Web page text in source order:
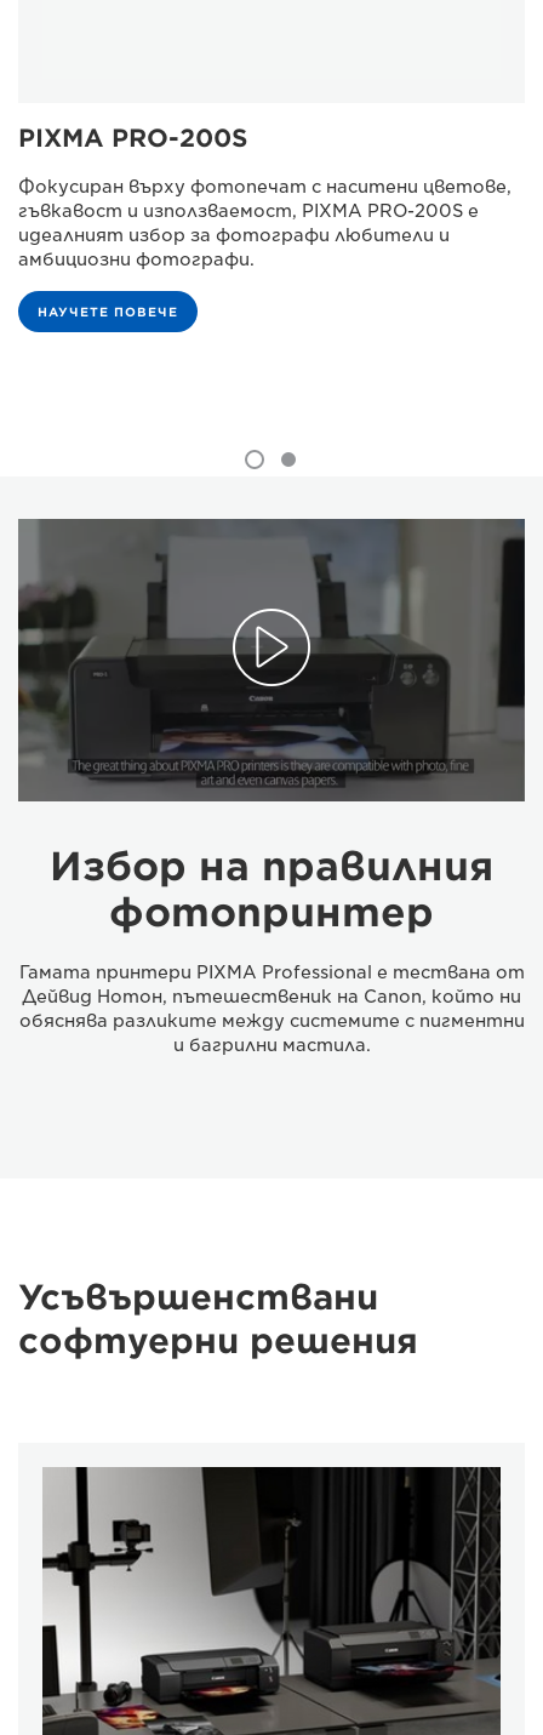
PIXMA PRO-200S
Фокусиран върху фотопечат с наситени цветове,
гъвкавост и използваемост, PIXMA PRO-200S е
идеалният избор за фотографи любители и
амбициозни фотографи.
НАУЧЕТЕ ПОВЕЧЕ
Избор на правилния
фотопринтер
Гамата принтери PIXMA Professional е тествана от
Дейвид Нотон, пътешественик на Canon, който ни
обяснява разликите между системите с пигментни
и багрилни мастила.
Усъвършенствани
софтуерни решения